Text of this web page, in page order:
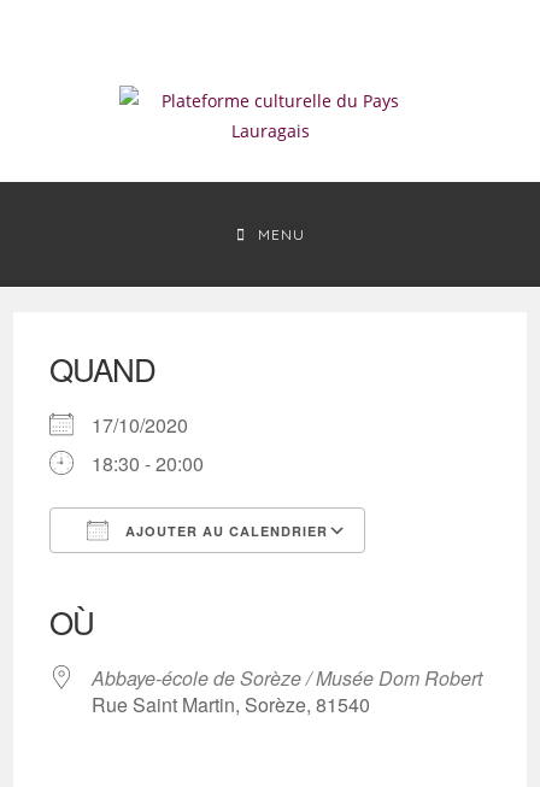
MENU
QUAND
17/10/2020
18:30 - 20:00
AJOUTER AU CALENDRIER
OÙ
Abbaye-école de Sorèze / Musée Dom Robert
Rue Saint Martin, Sorèze, 81540